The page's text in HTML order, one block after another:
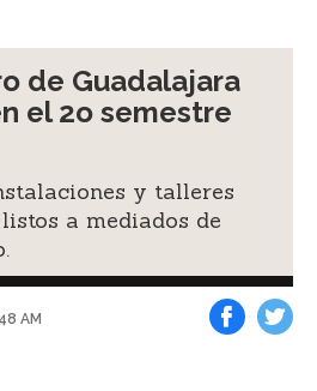
de Guadalajara
el 2o semestre
y talleres
a mediados de
AM